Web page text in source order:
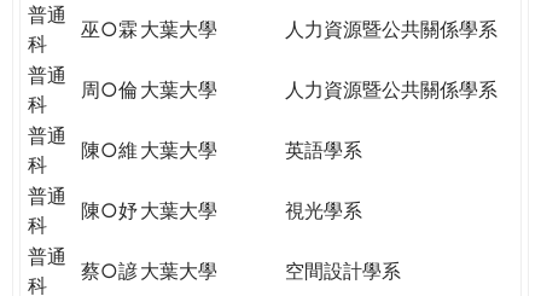
普通
科
巫○霖 大葉大學
人力資源暨公共關係學系
普通
科
周○倫 大葉大學
人力資源暨公共關係學系
普通
科
陳○維 大葉大學
英語學系
普通
科
陳○妤大葉大學
視光學系
普通
科
蔡○諺大葉大學
空間設計學系